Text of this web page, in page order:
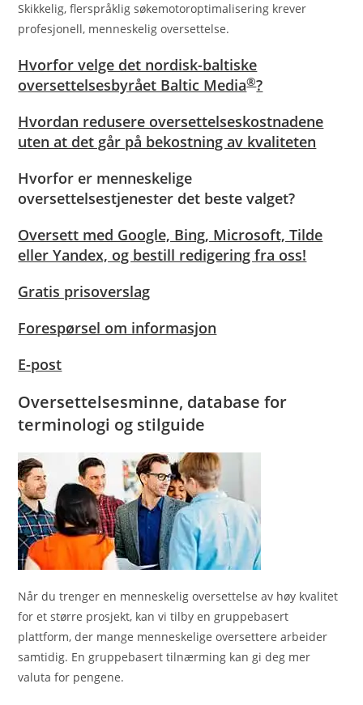
Skikkelig, flerspråklig søkemotoroptimalisering krever
profesjonell, menneskelig oversettelse.
Hvorfor velge det nordisk-baltiske
oversettelsesbyrået Baltic Media®?
Hvordan redusere oversettelseskostnadene
uten at det går på bekostning av kvaliteten
Hvorfor er menneskelige
oversettelsestjenester det beste valget?
Oversett med Google, Bing, Microsoft, Tilde
eller Yandex, og bestill redigering fra oss!
Gratis prisoverslag
Forespørsel om informasjon
E-post
Oversettelsesminne, database for
terminologi og stilguide
Når du trenger en menneskelig oversettelse av høy kvalitet
for et større prosjekt, kan vi tilby en gruppebasert
plattform, der mange menneskelige oversettere arbeider
samtidig. En gruppebasert tilnærming kan gi deg mer
valuta for pengene.